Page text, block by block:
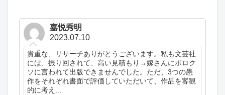
嘉悦秀明
2023.07.10
貴重な、リサーチありがとうございます。私も文芸社
には、振り回されて、高い見積もり→嫁さんにボロク
ソに言われて出版できませんでした。ただ、3つの愚
作をそれぞれ書面で評価していただいて、作品を客観
的に考え...